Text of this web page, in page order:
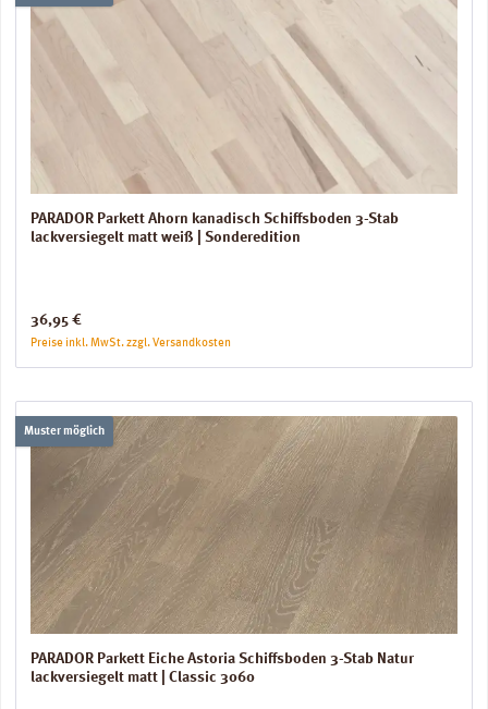
PARADOR Parkett Ahorn kanadisch Schiffsboden 3-Stab
lackversiegelt matt weiß | Sonderedition
Regulärer Preis:
36,95 €
Preise inkl. MwSt. zzgl. Versandkosten
Muster möglich
PARADOR Parkett Eiche Astoria Schiffsboden 3-Stab Natur
lackversiegelt matt | Classic 3060